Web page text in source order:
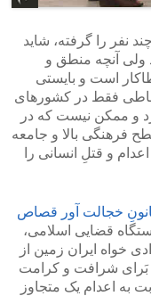
نفر را گرفته، شاید
ولی آنچه منطق و
است و بایستی
خاطی فقط در کشورهای
و ممکن نیست که در
فرهنگی بالا و جامعه
و قتلِ انسانی را
خجالت آور قصاص
قضایی اسلامی،
خواه ایران زمین از
بَرای شرافت و کرامت
به اعدامِ یک متجاوز